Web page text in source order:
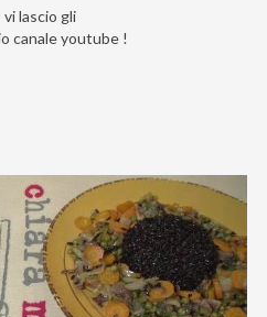
lascio gli
canale youtube !